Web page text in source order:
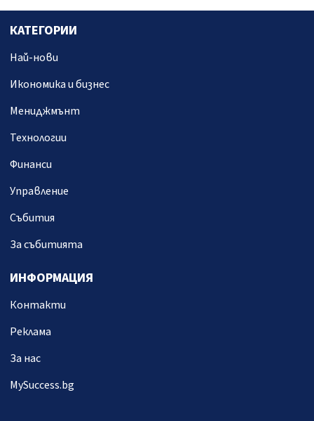
КАТЕГОРИИ
Най-нови
Икономика и бизнес
Мениджмънт
Технологии
Финанси
Управление
Събития
За събитията
ИНФОРМАЦИЯ
Контакти
Реклама
За нас
MySuccess.bg